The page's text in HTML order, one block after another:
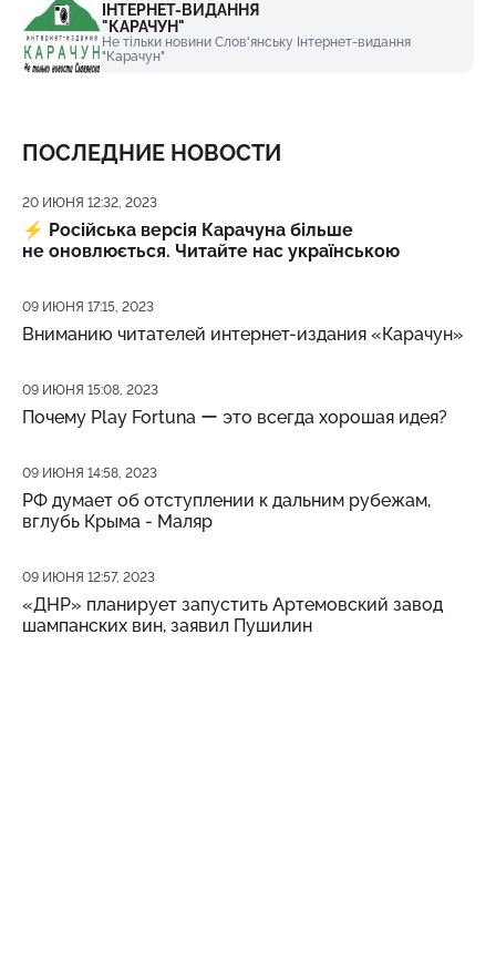
ІНТЕРНЕТ-ВИДАННЯ
"КАРАЧУН"
Не тільки новини Слов'янську Інтернет-видання
"Карачун"
ПОСЛЕДНИЕ НОВОСТИ
Дата публикации
20 ИЮНЯ 12:32, 2023
⚡️ Російська версія Карачуна більше
не оновлюється. Читайте нас українською
Дата публикации
09 ИЮНЯ 17:15, 2023
Вниманию читателей интернет-издания «Карачун»
Дата публикации
09 ИЮНЯ 15:08, 2023
Почему Play Fortuna ー это всегда хорошая идея?
Дата публикации
09 ИЮНЯ 14:58, 2023
РФ думает об отступлении к дальним рубежам,
вглубь Крыма - Маляр
Дата публикации
09 ИЮНЯ 12:57, 2023
«ДНР» планирует запустить Артемовский завод
шампанских вин, заявил Пушилин